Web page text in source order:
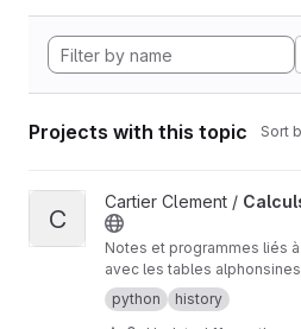
Projects with this topic Sort
View Calculs-avec-tables project
C
Cartier Clement /
Notes et programmes liés
avec les tables alphonsines
python
history